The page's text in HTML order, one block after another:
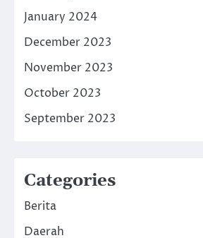
January 2024
December 2023
November 2023
October 2023
September 2023
Categories
Berita
Daerah